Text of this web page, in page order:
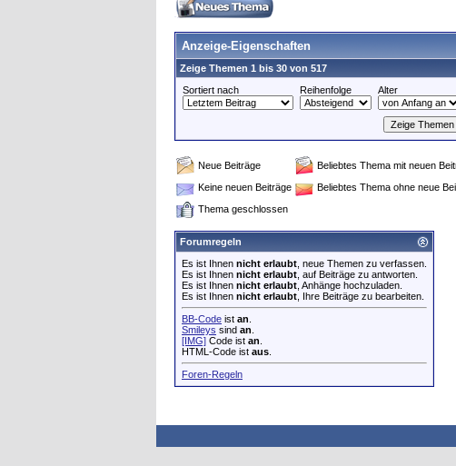
Anzeige-Eigenschaften
Zeige Themen 1 bis 30 von 517
Sortiert nach
Reihenfolge Alter
Neue Beiträge
Beliebtes Thema mit neuen
Keine neuen Beiträge
Beliebtes Thema ohne neue
Thema geschlossen
Forumregeln
Es ist Ihnen nicht erlaubt , neue Themen zu verfassen.
Es ist Ihnen nicht erlaubt , auf Beiträge zu antworten.
Es ist Ihnen nicht erlaubt , Anhänge hochzuladen.
Es ist Ihnen nicht erlaubt , Ihre Beiträge zu bearbeiten.
BB-Code ist an
Smileys sind an
[IMG] Code ist an
HTML-Code ist aus
Foren-Regeln